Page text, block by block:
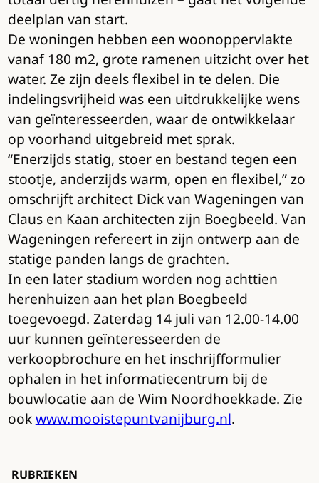
deelplan van start.
De woningen hebben een woonoppervlakte
vanaf 180 m2, grote ramenen uitzicht over het
water. Ze zijn deels flexibel in te delen. Die
indelingsvrijheid was een uitdrukkelijke wens
van geïnteresseerden, waar de ontwikkelaar
op voorhand uitgebreid met sprak.
“Enerzijds statig, stoer en bestand tegen een
stootje, anderzijds warm, open en flexibel,” zo
omschrijft architect Dick van Wageningen van
Claus en Kaan architecten zijn Boegbeeld. Van
Wageningen refereert in zijn ontwerp aan de
statige panden langs de grachten.
In een later stadium worden nog achttien
herenhuizen aan het plan Boegbeeld
toegevoegd. Zaterdag 14 juli van 12.00-14.00
uur kunnen geïnteresseerden de
verkoopbrochure en het inschrijfformulier
ophalen in het informatiecentrum bij de
bouwlocatie aan de Wim Noordhoekkade. Zie
ookwww.mooistepuntvanijburg.nl.
RUBRIEKEN